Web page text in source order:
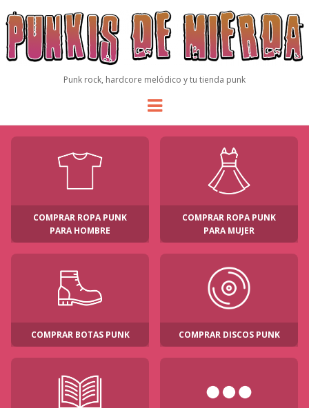
Punk rock, hardcore melódico y tu tienda punk
Menu
COMPRAR ROPA PUNK
PARA HOMBRE
COMPRAR ROPA PUNK
PARA MUJER
COMPRAR BOTAS PUNK COMPRAR DISCOS PUNK